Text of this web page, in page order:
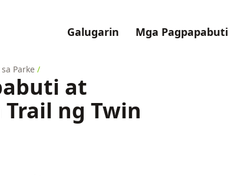
Galugarin Mga
Parke /
at
ng Twin